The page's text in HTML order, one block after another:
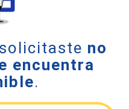
no
encuentra
.